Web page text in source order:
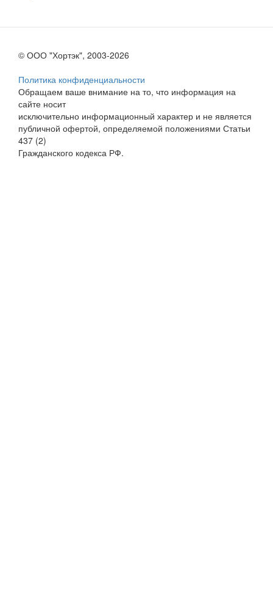
© ООО "Хортэк", 2003-2026
Политика конфиденциальности
Обращаем ваше внимание на то, что информация на
сайте носит
исключительно информационный характер и не является
публичной офертой, определяемой положениями Статьи
437 (2)
Гражданского кодекса РФ.